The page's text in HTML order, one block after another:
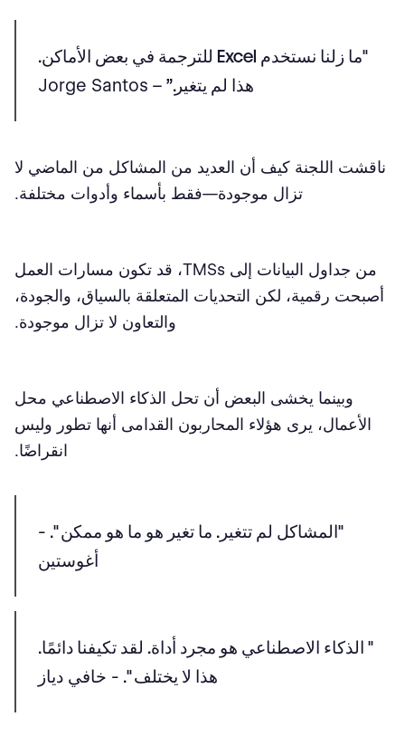
"ما زلنا نستخدم Excel للترجمة في بعض الأماكن.
هذا لم يتغير.” – Jorge Santos
ناقشت اللجنة كيف أن العديد من المشاكل من الماضي لا
تزال موجودة—فقط بأسماء وأدوات مختلفة.
من جداول البيانات إلى TMSs، قد تكون مسارات العمل
أصبحت رقمية، لكن التحديات المتعلقة بالسياق، والجودة،
والتعاون لا تزال موجودة.
وبينما يخشى البعض أن تحل الذكاء الاصطناعي محل
الأعمال، يرى هؤلاء المحاربون القدامى أنها تطور وليس
انقراضًا.
"المشاكل لم تتغير. ما تغير هو ما هو ممكن ". -
أغوستين
" الذكاء الاصطناعي هو مجرد أداة. لقد تكيفنا دائمًا.
هذا لا يختلف ". - خافي دياز